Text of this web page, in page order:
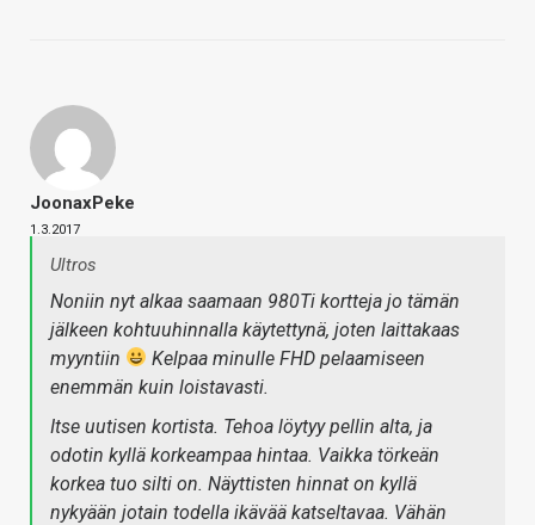
JoonaxPeke
1.3.2017
Ultros
Noniin nyt alkaa saamaan 980Ti kortteja jo tämän
jälkeen kohtuuhinnalla käytettynä, joten laittakaas
myyntiin
Kelpaa minulle FHD pelaamiseen
enemmän kuin loistavasti.
Itse uutisen kortista. Tehoa löytyy pellin alta, ja
odotin kyllä korkeampaa hintaa. Vaikka törkeän
korkea tuo silti on. Näyttisten hinnat on kyllä
nykyään jotain todella ikävää katseltavaa. Vähän